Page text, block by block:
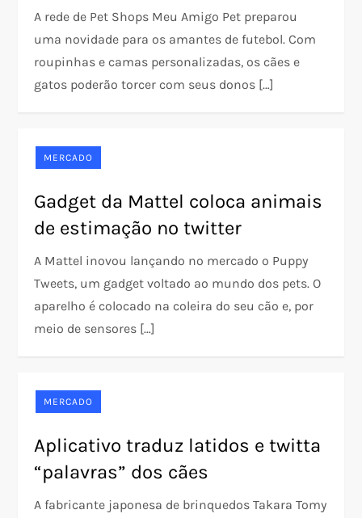
A rede de Pet Shops Meu Amigo Pet preparou
uma novidade para os amantes de futebol. Com
roupinhas e camas personalizadas, os cães e
gatos poderão torcer com seus donos […]
MERCADO
Gadget da Mattel coloca animais
de estimação no twitter
A Mattel inovou lançando no mercado o Puppy
Tweets, um gadget voltado ao mundo dos pets. O
aparelho é colocado na coleira do seu cão e, por
meio de sensores […]
MERCADO
Aplicativo traduz latidos e twitta
“palavras” dos cães
A fabricante japonesa de brinquedos Takara Tomy